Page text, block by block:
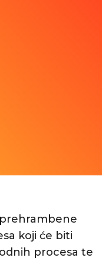
koji će biti
procesa te